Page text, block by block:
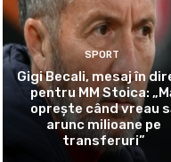
SPORT
Gigi Becali, mesaj în
pentru MM Stoica:
oprește când vreau
arunc milioane pe
transferuri”